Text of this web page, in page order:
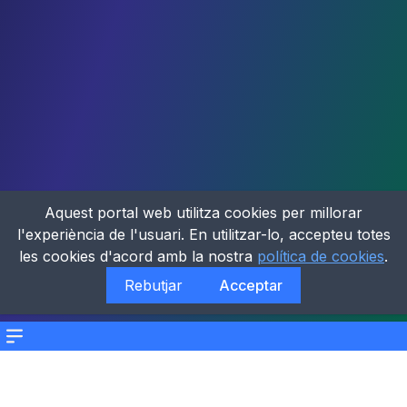
Menu
Aquest portal web utilitza cookies per millorar
l'experiència de l'usuari. En utilitzar-lo, accepteu totes
les cookies d'acord amb la nostra política de cookies.
Rebutjar
Acceptar